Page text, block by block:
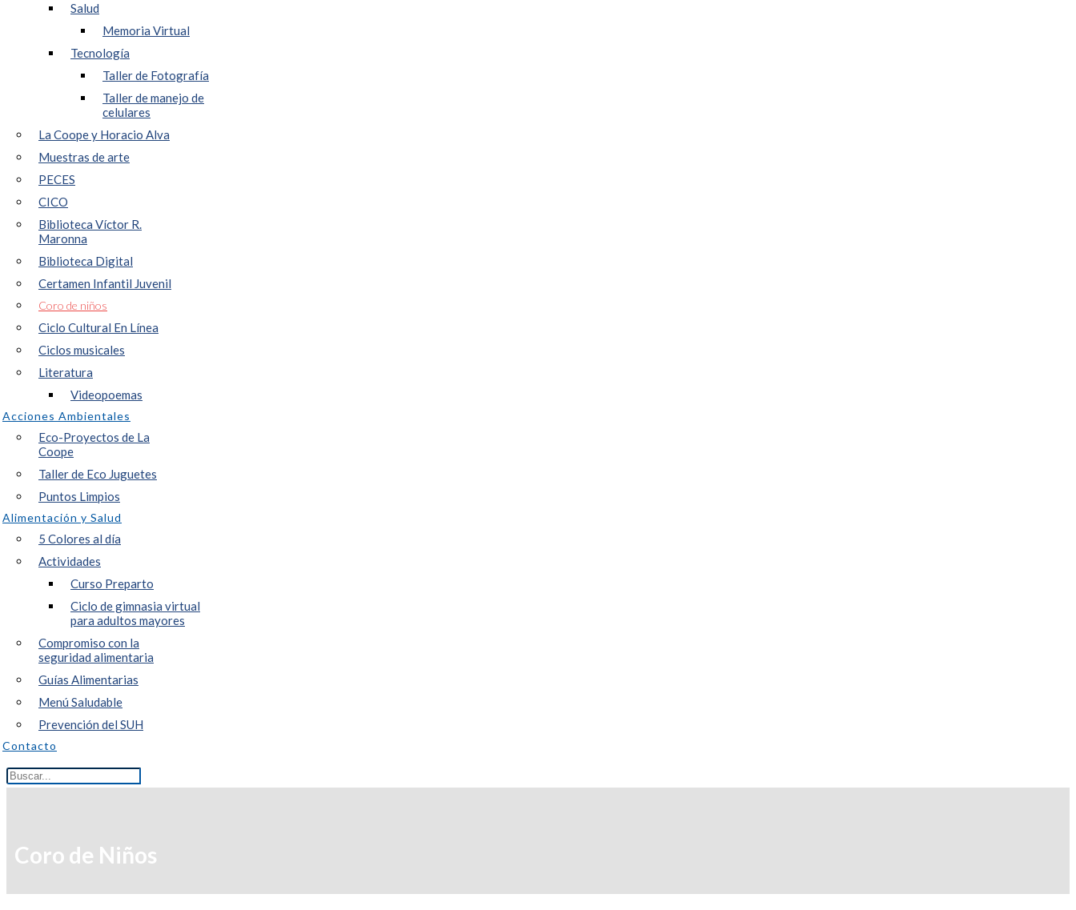
Salud
Memoria Virtual
Tecnología
Taller de Fotografía
Taller de manejo de
celulares
La Coope y Horacio Alva
Muestras de arte
PECES
CICO
Biblioteca Víctor R.
Maronna
Biblioteca Digital
Certamen Infantil Juvenil
Coro de niños
Ciclo Cultural En Línea
Ciclos musicales
Literatura
Videopoemas
Acciones Ambientales
Eco-Proyectos de La
Coope
Taller de Eco Juguetes
Puntos Limpios
Alimentación y Salud
5 Colores al día
Actividades
Curso Preparto
Ciclo de gimnasia virtual
para adultos mayores
Compromiso con la
seguridad alimentaria
Guías Alimentarias
Menú Saludable
Prevención del SUH
Contacto
Coro de Niños